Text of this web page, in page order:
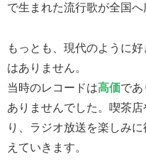
で生まれた流行歌が全国へ
もっとも、現代のように
はありません。
当時のレコードは高価であ
ありませんでした。喫茶
り、ラジオ放送を楽しみ
えていきます。